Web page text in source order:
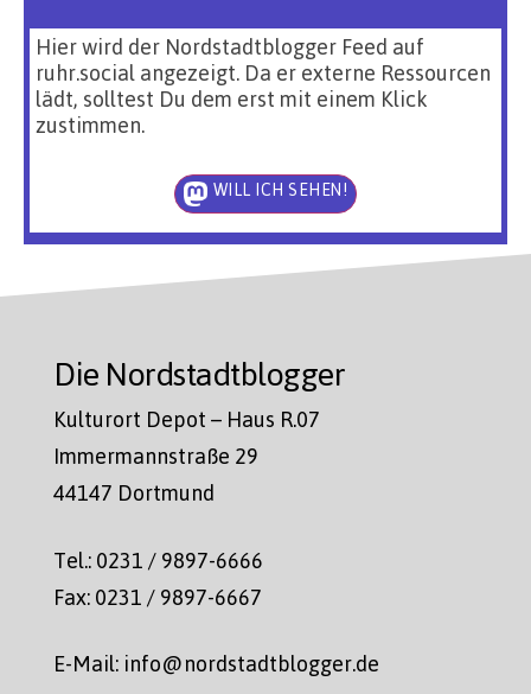
Hier wird der Nordstadtblogger Feed auf
ruhr.social angezeigt. Da er externe Ressourcen
lädt, solltest Du dem erst mit einem Klick
zustimmen.
WILL ICH SEHEN!
Die Nordstadtblogger
Kulturort Depot – Haus R.07
Immermannstraße 29
44147 Dortmund
Tel.: 0231 / 9897-6666
Fax: 0231 / 9897-6667
E-Mail: info@nordstadtblogger.de